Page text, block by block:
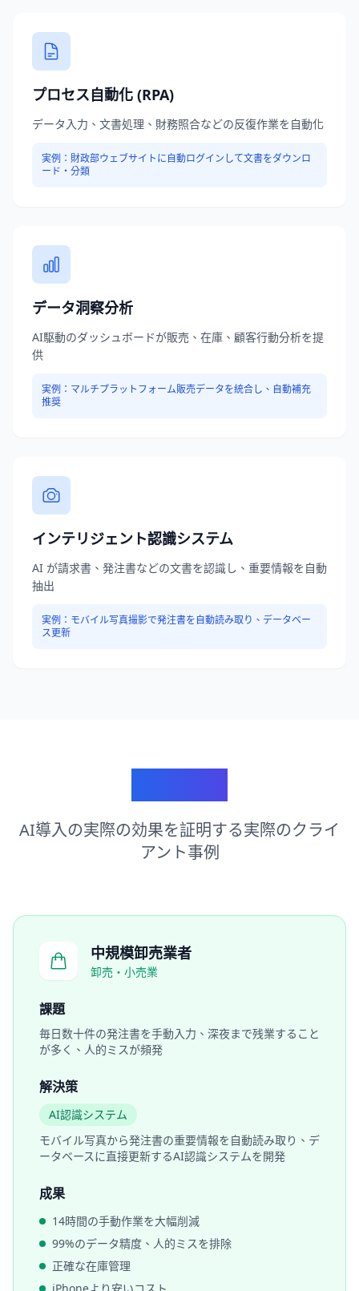
プロセス自動化 (RPA)
データ入力、文書処理、財務照合などの反復作業を自動化
実例： 財政部ウェブサイトに自動ログインして文書をダウンロ
ード・分類
データ洞察分析
AI駆動のダッシュボードが販売、在庫、顧客行動分析を提
供
実例： マルチプラットフォーム販売データを統合し、自動補充
推奨
インテリジェント認識システム
AI が請求書、発注書などの文書を認識し、重要情報を自動
抽出
実例： モバイル写真撮影で発注書を自動読み取り、データベー
ス更新
AI導入の実際の効果を証明する実際のクライ
アント事例
中規模卸売業者
卸売・小売業
課題
毎日数十件の発注書を手動入力、深夜まで残業すること
が多く、人的ミスが頻発
解決策
AI認識システム
モバイル写真から発注書の重要情報を自動読み取り、デ
ータベースに直接更新するAI認識システムを開発
成果
14時間の手動作業を大幅削減
99%のデータ精度、人的ミスを排除
正確な在庫管理